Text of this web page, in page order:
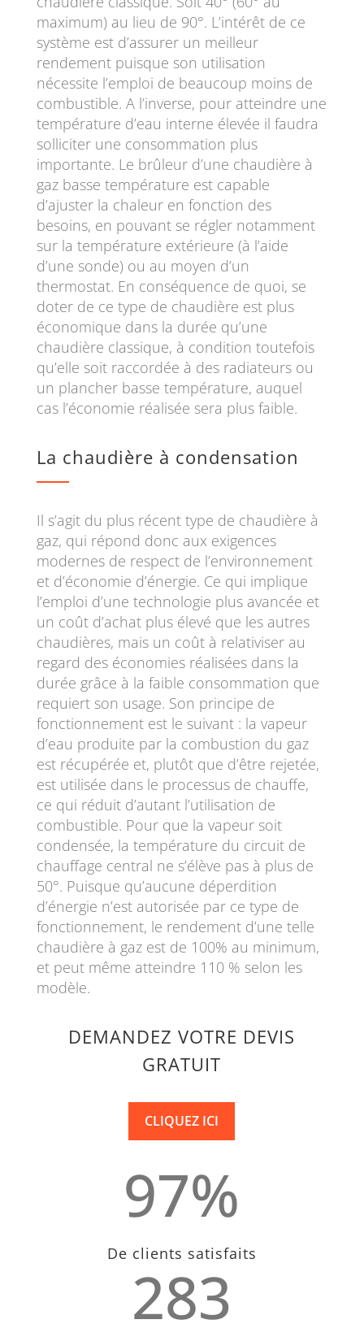
maximum) au lieu de 90°. L’intérêt de ce
système est d’assurer un meilleur
rendement puisque son utilisation
nécessite l’emploi de beaucoup moins de
combustible. A l’inverse, pour atteindre une
température d’eau interne élevée il faudra
solliciter une consommation plus
importante. Le brûleur d’une chaudière à
gaz basse température est capable
d’ajuster la chaleur en fonction des
besoins, en pouvant se régler notamment
sur la température extérieure (à l’aide
d’une sonde) ou au moyen d’un
thermostat. En conséquence de quoi, se
doter de ce type de chaudière est plus
économique dans la durée qu’une
chaudière classique, à condition toutefois
qu’elle soit raccordée à des radiateurs ou
un plancher basse température, auquel
cas l’économie réalisée sera plus faible.
La chaudière à condensation
Il s’agit du plus récent type de chaudière à
gaz, qui répond donc aux exigences
modernes de respect de l’environnement
et d’économie d’énergie. Ce qui implique
l’emploi d’une technologie plus avancée et
un coût d’achat plus élevé que les autres
chaudières, mais un coût à relativiser au
regard des économies réalisées dans la
durée grâce à la faible consommation que
requiert son usage. Son principe de
fonctionnement est le suivant : la vapeur
d’eau produite par la combustion du gaz
est récupérée et, plutôt que d’être rejetée,
est utilisée dans le processus de chauffe,
ce qui réduit d’autant l’utilisation de
combustible. Pour que la vapeur soit
condensée, la température du circuit de
chauffage central ne s’élève pas à plus de
50°. Puisque qu’aucune déperdition
d’énergie n’est autorisée par ce type de
fonctionnement, le rendement d’une telle
chaudière à gaz est de 100% au minimum,
et peut même atteindre 110 % selon les
modèle.
DEMANDEZ VOTRE DEVIS
GRATUIT
CLIQUEZ ICI
97%
De clients satisfaits
283